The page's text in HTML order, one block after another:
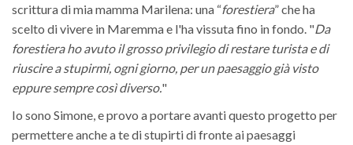
scrittura di mia mamma Marilena: una “forestiera” che ha
scelto di vivere in Maremma e l'ha vissuta fino in fondo. "Da
forestiera ho avuto il grosso privilegio di restare turista e di
riuscire a stupirmi, ogni giorno, per un paesaggio già visto
eppure sempre così diverso."
Io sono Simone, e provo a portare avanti questo progetto per
permettere anche a te di stupirti di fronte ai paesaggi